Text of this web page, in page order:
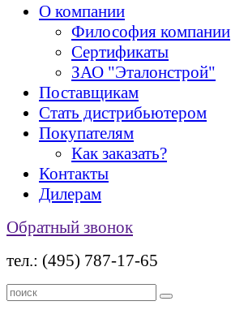
О компании
Философия компании
Сертификаты
ЗАО "Эталонстрой"
Поставщикам
Стать дистрибьютером
Покупателям
Как заказать?
Контакты
Дилерам
Обратный звонок
тел.: (495) 787-17-65